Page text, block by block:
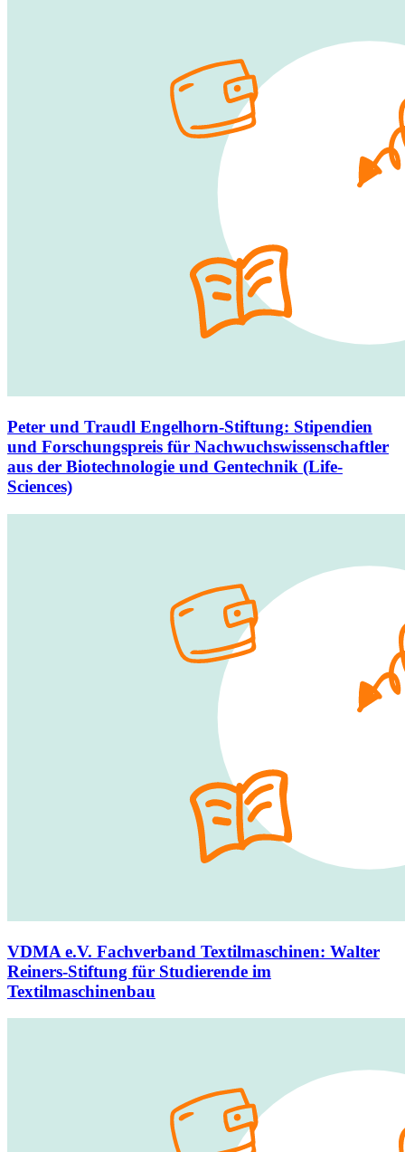
Peter und Traudl Engelhorn-Stiftung: Stipendien
und Forschungspreis für Nachwuchswissenschaftler
aus der Biotechnologie und Gentechnik (Life-
Sciences)
VDMA e.V. Fachverband Textilmaschinen: Walter
Reiners-Stiftung für Studierende im
Textilmaschinenbau